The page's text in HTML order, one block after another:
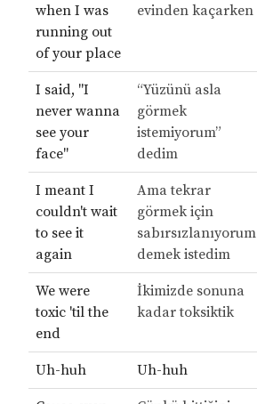
when I was
running out
of your place
evinden kaçarken
I said, "I
never wanna
see your
face"
“Yüzünü asla
görmek
istemiyorum”
dedim
I meant I
couldn't wait
to see it
again
Ama tekrar
görmek için
sabırsızlanıyorum
demek istedim
We were
toxic 'til the
end
İkimizde sonuna
kadar toksiktik
Uh-huh Uh-huh